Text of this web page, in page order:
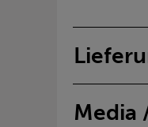
Media